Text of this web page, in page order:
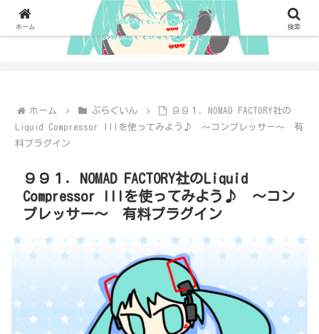
ホーム ぷらぐいん
９９１．NOMAD FACTORY社の
Liquid Compressor IIIを使ってみよう♪ ～コンプレッサー～ 有
料プラグイン
９９１．NOMAD FACTORY社のLiquid
Compressor IIIを使ってみよう♪ ～コン
プレッサー～ 有料プラグイン
ホーム 検索